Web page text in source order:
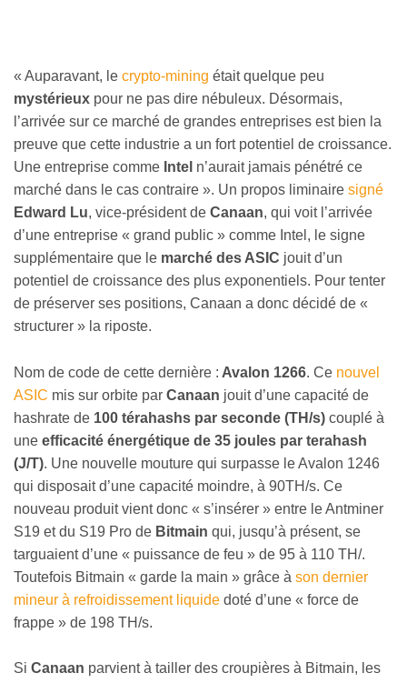
« Auparavant, le crypto-mining était quelque peu
mystérieux pour ne pas dire nébuleux. Désormais,
l’arrivée sur ce marché de grandes entreprises est bien la
preuve que cette industrie a un fort potentiel de croissance.
Une entreprise comme Intel n’aurait jamais pénétré ce
marché dans le cas contraire ». Un propos liminaire signé
Edward Lu, vice-président de Canaan, qui voit l’arrivée
d’une entreprise « grand public » comme Intel, le signe
supplémentaire que le marché des ASIC jouit d’un
potentiel de croissance des plus exponentiels. Pour tenter
de préserver ses positions, Canaan a donc décidé de «
structurer » la riposte.
Nom de code de cette dernière : Avalon 1266. Ce nouvel
ASIC mis sur orbite par Canaan jouit d’une capacité de
hashrate de 100 térahashs par seconde (TH/s) couplé à
une efficacité énergétique de 35 joules par terahash
(J/T). Une nouvelle mouture qui surpasse le Avalon 1246
qui disposait d’une capacité moindre, à 90TH/s. Ce
nouveau produit vient donc « s’insérer » entre le Antminer
S19 et du S19 Pro de Bitmain qui, jusqu’à présent, se
targuaient d’une « puissance de feu » de 95 à 110 TH/.
Toutefois Bitmain « garde la main » grâce à son dernier
mineur à refroidissement liquide doté d’une « force de
frappe » de 198 TH/s.
Si Canaan parvient à tailler des croupières à Bitmain, les